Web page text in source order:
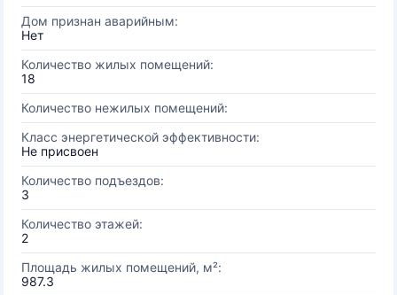
Дом признан аварийным:
Нет
Количество жилых помещений:
18
Количество нежилых помещений:
Класс энергетической эффективности:
Не присвоен
Количество подъездов:
3
Количество этажей:
2
Площадь жилых помещений, м²:
987.3